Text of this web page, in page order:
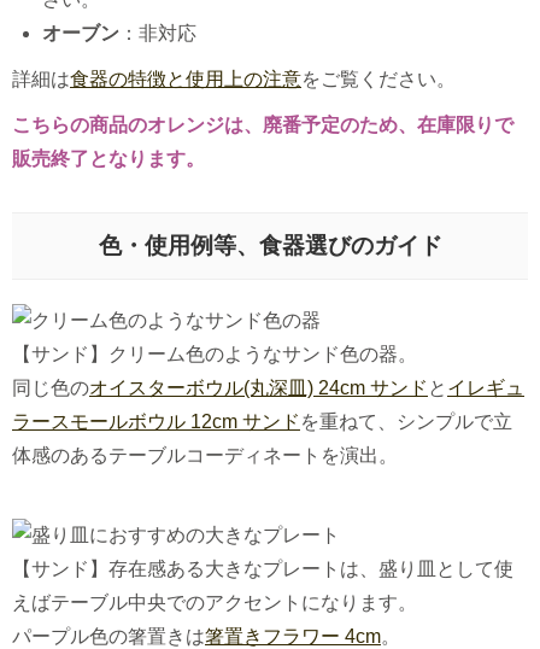
オーブン ：非対応
詳細は食器の特徴と使用上の注意をご覧ください。
こちらの商品のオレンジは、廃番予定のため、在庫限りで
販売終了となります。
色・使用例等、食器選びのガイド
【サンド】クリーム色のようなサンド色の器。
同じ色のオイスターボウル(丸深皿) 24cm サンド と イレギュ
ラースモールボウル 12cm サンド を重ねて、シンプルで立
体感のあるテーブルコーディネートを演出。
【サンド】存在感ある大きなプレートは、盛り皿として使
えばテーブル中央でのアクセントになります。
パープル色の箸置きは箸置きフラワー 4cm。